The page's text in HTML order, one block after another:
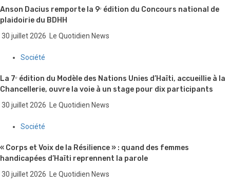
Anson Dacius remporte la 9ᵉ édition du Concours national de
plaidoirie du BDHH
30 juillet 2026 Le Quotidien News
Société
La 7ᵉ édition du Modèle des Nations Unies d’Haïti, accueillie à la
Chancellerie, ouvre la voie à un stage pour dix participants
30 juillet 2026 Le Quotidien News
Société
« Corps et Voix de la Résilience » : quand des femmes
handicapées d’Haïti reprennent la parole
30 juillet 2026 Le Quotidien News